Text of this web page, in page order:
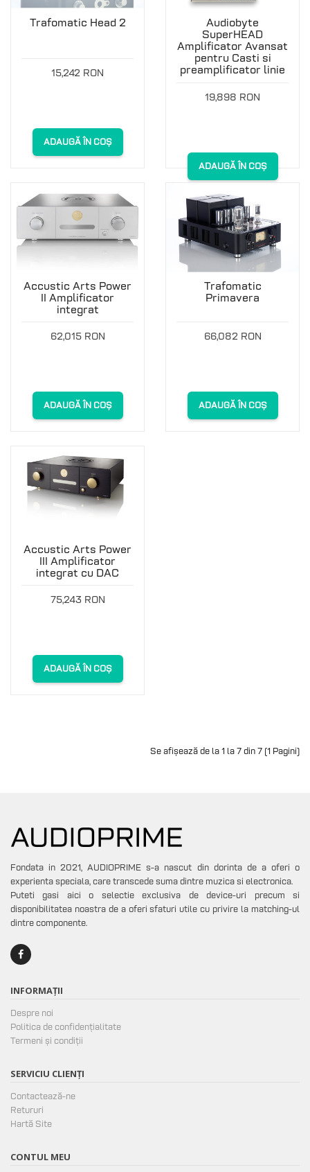
Trafomatic Head 2
15,242 RON
ADAUGĂ ÎN COȘ
Audiobyte
SuperHEAD
Amplificator Avansat
pentru Casti si
preamplificator linie
19,898 RON
ADAUGĂ ÎN COȘ
Accustic Arts Power
II Amplificator
integrat
62,015 RON
ADAUGĂ ÎN COȘ
Trafomatic
Primavera
66,082 RON
ADAUGĂ ÎN COȘ
Accustic Arts Power
III Amplificator
integrat cu DAC
75,243 RON
ADAUGĂ ÎN COȘ
Se afișează de la 1 la 7 din 7 (1 Pagini)
Fondata in 2021, AUDIOPRIME s-a nascut din dorinta de a oferi o
experienta speciala, care transcede suma dintre muzica si electronica.
Puteti gasi aici o selectie exclusiva de device-uri precum si
disponibilitatea noastra de a oferi sfaturi utile cu privire la matching-ul
dintre componente.
INFORMAȚII
Despre noi
Politica de confidențialitate
Termeni și condiții
SERVICIU CLIENȚI
Contactează-ne
Retururi
Hartă Site
CONTUL MEU